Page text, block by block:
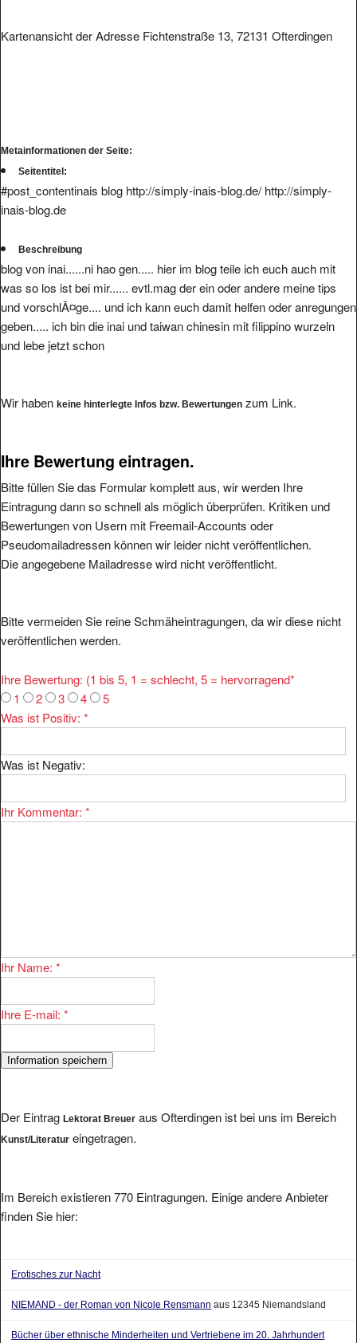
Kartenansicht der Adresse Fichtenstraße 13, 72131 Ofterdingen
Metainformationen der Seite:
Seitentitel:
#post_contentinais blog http://simply-inais-blog.de/ http://simply-
inais-blog.de
Beschreibung
blog von inai......ni hao gen..... hier im blog teile ich euch auch mit
was so los ist bei mir...... evtl.mag der ein oder andere meine tips
und vorschlÃ¤ge.... und ich kann euch damit helfen oder anregungen
geben..... ich bin die inai und taiwan chinesin mit filippino wurzeln
und lebe jetzt schon
Wir haben keine hinterlegte Infos bzw. Bewertungen zum Link.
Ihre Bewertung eintragen.
Bitte füllen Sie das Formular komplett aus, wir werden Ihre
Eintragung dann so schnell als möglich überprüfen. Kritiken und
Bewertungen von Usern mit Freemail-Accounts oder
Pseudomailadressen können wir leider nicht veröffentlichen.
Die angegebene Mailadresse wird nicht veröffentlicht.
Bitte vermeiden Sie reine Schmäheintragungen, da wir diese nicht
veröffentlichen werden.
Ihre Bewertung: (1 bis 5, 1 = schlecht, 5 = hervorragend*
1
2 3 4
5
Was ist Positiv: *
Was ist Negativ:
Ihr Kommentar: *
Ihr Name: *
Ihre E-mail: *
Der Eintrag Lektorat Breuer aus Ofterdingen ist bei uns im Bereich
Kunst/Literatur eingetragen.
Im Bereich existieren 770 Eintragungen. Einige andere Anbieter
finden Sie hier:
Erotisches zur Nacht
NIEMAND - der Roman von Nicole Rensmann aus 12345 Niemandsland
Bücher über ethnische Minderheiten und Vertriebene im 20. Jahrhundert